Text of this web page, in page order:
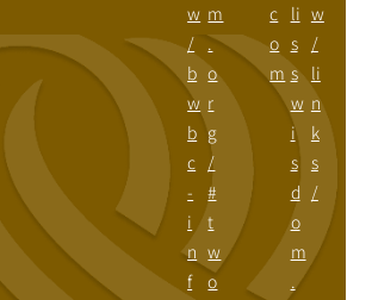
w
/
b
w
b
c
-
i
n
f
m
.
o
r
g
/
#
t
w
o
c
o
m
li
s
s
w
i
s
d
o
m
.
w
/
li
n
k
s
/